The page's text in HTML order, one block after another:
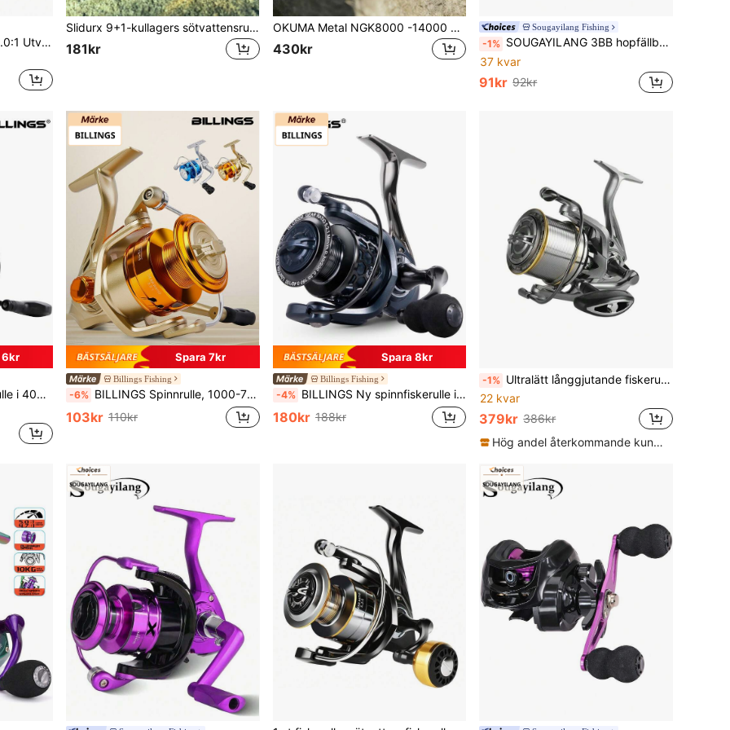
SOUGAYILANG 1st 4.7:1/5.0:1 Utväxlingsförhållande Silversnurrande fiskerulle 1000-5000-serien CNC aluminiumspole vänster/höger Utbytbart dubbelt handtag för saltvattensfiskeredskap
Slidurx 9+1-kullagers sötvattensrulle, ultrasmidig och kraftfull saltvattensrulle, utväxling på 5,2:1, vattentät och rostbeständig rulle med stor kapacitet
181kr
OKUMA Metal NGK8000 -14000 Hasprulle 48 Ratio 16 Plus 1BB Max Motstånd 25kg Långdistanskastning Surffiskerulle Kraftfull Saltvatten
430kr
Sougayilang Fishing
-1% SOUGAYILANG 3BB hopfällbar fiskerulle - 5,2:1 utväxling, utbytbart handtag, axel i rostfritt stål och precisionskullager
37 kvar
91kr 92kr
6kr
lämplig för saltvatten eller sötvatten
Spara 7kr
Billings Fishing
-6% BILLINGS Spinnrulle, 1000-7000 spinnfiskerullar för saltvatten, sötvatten, 8 kg maxmotstånd med lätt spole, utväxling 5,2:1, fällbar vippa vänster/höger utbytbar
103kr 110kr
Spara 8kr
Billings Fishing
-4% BILLINGS Ny spinnfiskerulle i metall, maxmotstånd 12 kg, omedelbar anti-reverse, utväxling 5,2:1, lämplig för sötvattens- och saltvattensfiske, 1000-7000-serien
180kr 188kr
-1% Ultralätt långgjutande fiskerulle, spole av aluminiumlegering, lager i AISI rostfritt stål, snurrande fiskerulle 8000/9000/10000/12000/14000 storlekar, 25 kg max dragkraft, för saltvatten och sötvatten
22 kvar
379kr 386kr
Hög andel återkommande kunder